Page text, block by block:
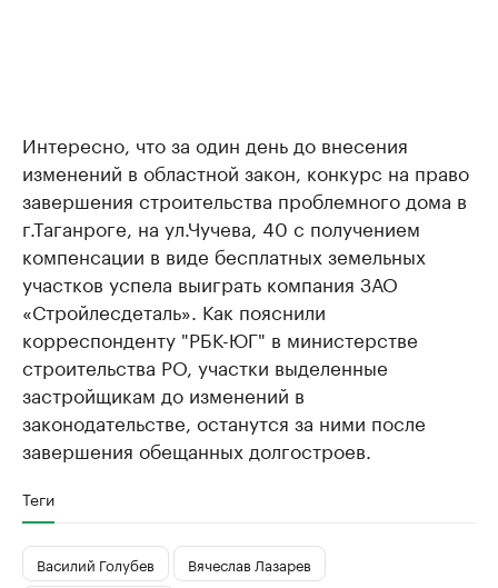
Интересно, что за один день до внесения
изменений в областной закон, конкурс на право
завершения строительства проблемного дома в
г.Таганроге, на ул.Чучева, 40 с получением
компенсации в виде бесплатных земельных
участков успела выиграть компания ЗАО
«Стройлесдеталь». Как пояснили
корреспонденту "РБК-ЮГ" в министерстве
строительства РО, участки выделенные
застройщикам до изменений в
законодательстве, останутся за ними после
завершения обещанных долгостроев.
Теги
Василий Голубев
Вячеслав Лазарев